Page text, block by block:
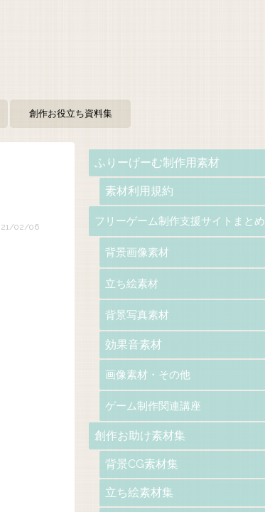
創作お役立ち資料集
02/06
ふりーげーむ制作用素材
素材利用規約
フリーゲーム制作支援サイトまとめ
背景画像素材
立ち絵素材
背景写真素材
効果音素材
画像素材・その他
ゲーム制作関連講座
創作お助け素材集
背景CG素材集
立ち絵素材集